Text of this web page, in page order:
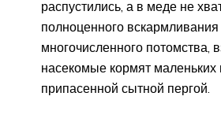
распустились, а в меде не
полноценного вскармливания
многочисленного потомства,
насекомые кормят маленьких
припасенной сытной пергой.